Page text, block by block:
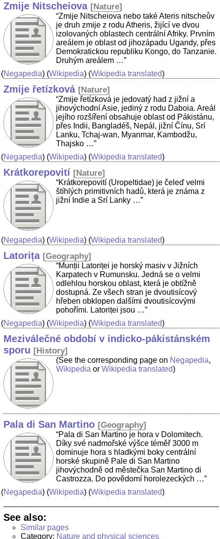
Zmije Nitscheiova [Nature]
“Zmije Nitscheiova nebo také Ateris nitscheův
je druh zmije z rodu Atheris, žijící ve dvou
izolovaných oblastech centrální Afriky. Prvním
areálem je oblast od jihozápadu Ugandy, přes
Demokratickou republiku Kongo, do Tanzanie.
Druhým areálem …”
(Negapedia) (Wikipedia) (Wikipedia translated)
Zmije řetízková [Nature]
“Zmije řetízková je jedovatý had z jižní a
jihovýchodní Asie, jediný z rodu Daboia. Areál
jejího rozšíření obsahuje oblast od Pákistánu,
přes Indii, Bangladéš, Nepál, jižní Čínu, Srí
Lanku, Tchaj-wan, Myanmar, Kambodžu,
Thajsko …”
(Negapedia) (Wikipedia) (Wikipedia translated)
Krátkorepovití [Nature]
“Krátkorepovití (Uropeltidae) je čeleď velmi
štíhlých primitivních hadů, která je známa z
jižní Indie a Srí Lanky …”
(Negapedia) (Wikipedia) (Wikipedia translated)
Latorița [Geography]
“Munții Latoriței je horský masiv v Jižních
Karpatech v Rumunsku. Jedná se o velmi
odlehlou horskou oblast, která je obtížně
dostupná. Ze všech stran je dvoutisícový
hřeben obklopen dalšími dvoutisícovými
pohořími. Latoriței jsou …”
(Negapedia) (Wikipedia) (Wikipedia translated)
Meziválečné období v indicko-pákistánském
sporu [History]
(See the corresponding page on Negapedia,
Wikipedia or Wikipedia translated)
Pala di San Martino [Geography]
“Pala di San Martino je hora v Dolomitech.
Díky své nadmořské výšce téměř 3000 m
dominuje hora s hladkými boky centrální
horské skupině Pale di San Martino
jihovýchodně od městečka San Martino di
Castrozza. Do povědomí horolezeckých …”
(Negapedia) (Wikipedia) (Wikipedia translated)
See also:
Similar pages
Category: Nature and physical sciences